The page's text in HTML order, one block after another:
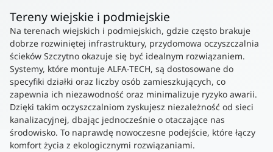
Tereny wiejskie i podmiejskie
Na terenach wiejskich i podmiejskich, gdzie często brakuje
dobrze rozwiniętej infrastruktury, przydomowa oczyszczalnia
ścieków Szczytno okazuje się być idealnym rozwiązaniem.
Systemy, które montuje ALFA-TECH, są dostosowane do
specyfiki działki oraz liczby osób zamieszkujących, co
zapewnia ich niezawodność oraz minimalizuje ryzyko awarii.
Dzięki takim oczyszczalniom zyskujesz niezależność od sieci
kanalizacyjnej, dbając jednocześnie o otaczające nas
środowisko. To naprawdę nowoczesne podejście, które łączy
komfort życia z ekologicznymi rozwiązaniami.